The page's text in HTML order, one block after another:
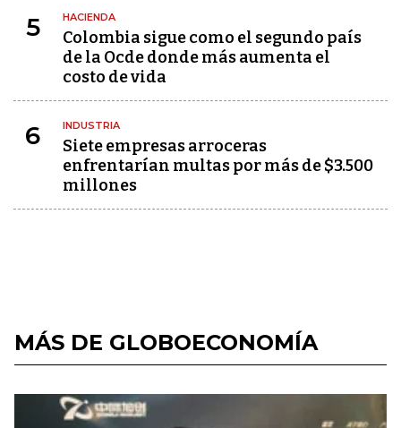
5 HACIENDA
Colombia sigue como el segundo país
de la Ocde donde más aumenta el
costo de vida
6 INDUSTRIA
Siete empresas arroceras
enfrentarían multas por más de $3.500
millones
MÁS DE GLOBOECONOMÍA